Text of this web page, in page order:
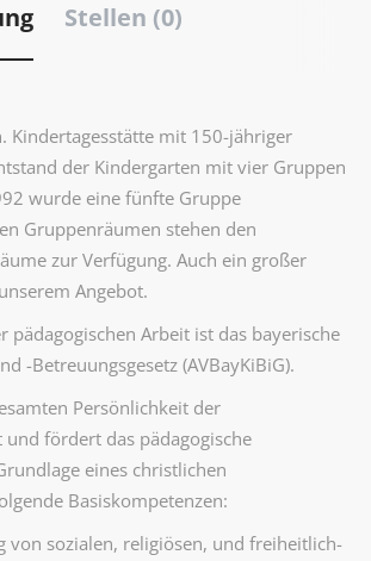
Stellen (0)
Kindertagesstätte mit 150-jähriger
der Kindergarten mit vier Gruppen
wurde eine fünfte Gruppe
Gruppenräumen stehen den
zur Verfügung. Auch ein großer
Angebot.
pädagogischen Arbeit ist das bayerische
-Betreuungsgesetz (AVBayKiBiG).
Persönlichkeit der
fördert das pädagogische
eines christlichen
Basiskompetenzen:
von sozialen, religiösen, und freiheitlich-